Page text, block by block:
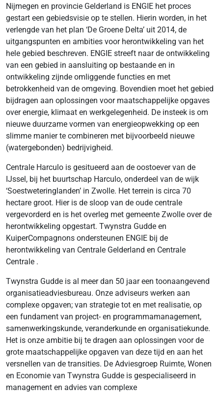
Nijmegen en provincie Gelderland is ENGIE het proces
gestart een gebiedsvisie op te stellen. Hierin worden, in het
verlengde van het plan ‘De Groene Delta’ uit 2014, de
uitgangspunten en ambities voor herontwikkeling van het
hele gebied beschreven. ENGIE streeft naar de ontwikkeling
van een gebied in aansluiting op bestaande en in
ontwikkeling zijnde omliggende functies en met
betrokkenheid van de omgeving. Bovendien moet het gebied
bijdragen aan oplossingen voor maatschappelijke opgaves
over energie, klimaat en werkgelegenheid. De insteek is om
nieuwe duurzame vormen van energieopwekking op een
slimme manier te combineren met bijvoorbeeld nieuwe
(watergebonden) bedrijvigheid.
Centrale Harculo is gesitueerd aan de oostoever van de
IJssel, bij het buurtschap Harculo, onderdeel van de wijk
‘Soestweteringlanden’ in Zwolle. Het terrein is circa 70
hectare groot. Hier is de sloop van de oude centrale
vergevorderd en is het overleg met gemeente Zwolle over de
herontwikkeling opgestart. Twynstra Gudde en
KuiperCompagnons ondersteunen ENGIE bij de
herontwikkeling van Centrale Gelderland en Centrale
Centrale .
Twynstra Gudde is al meer dan 50 jaar een toonaangevend
organisatieadviesbureau. Onze adviseurs werken aan
complexe opgaven; van strategie tot en met realisatie, op
een fundament van project- en programmamanagement,
samenwerkingskunde, veranderkunde en organisatiekunde.
Het is onze ambitie bij te dragen aan oplossingen voor de
grote maatschappelijke opgaven van deze tijd en aan het
versnellen van de transities. De Adviesgroep Ruimte, Wonen
en Economie van Twynstra Gudde is gespecialiseerd in
management en advies van complexe